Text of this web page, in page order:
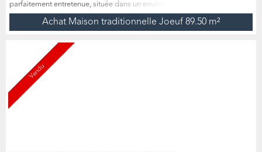
parfaitement entretenue, située dans un environnement paisible et
recherché. Grâce à son exposition sud-ouest, elle bénéficie d’une
luminosité exceptionnelle et d’une belle vue dominante sur la ville. Au
donnant sur la terrasse et le jardin, une cuisine entièrement é...
Achat Maison traditionnelle Joeuf 89.50 m²
Vendu